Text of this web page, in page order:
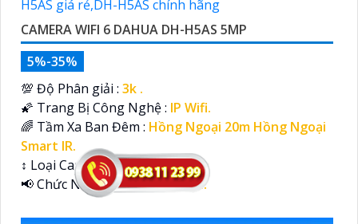
CAMERA WIFI 6 DAHUA DH-H5AS 5MP
5%-35%
💯 Độ Phân giải : 3k .
🌠 Trang Bị Công Nghệ : IP Wifi.
🌈 Tầm Xa Ban Đêm : Hồng Ngoại 20m Hồng Ngoại
Smart IR.
↕️ Loại CameraXoay 360.
️📢 Chức Năng :Thu Âm Và Loa.